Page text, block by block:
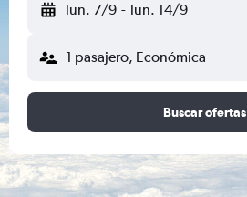
lun. 7/9 - lun. 14/9
1 pasajero, Económica
Buscar ofertas